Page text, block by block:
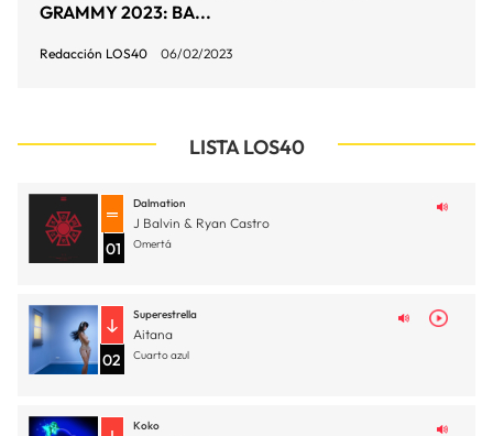
GRAMMY 2023: BA...
Redacción LOS40 06/02/2023
LISTA LOS40
01
Dalmation
J Balvin & Ryan Castro
Omertá
02
Superestrella
Aitana
Cuarto azul
Koko